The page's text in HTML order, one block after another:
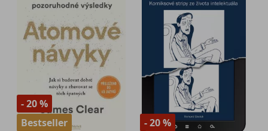
- 20 %
Bestseller
- 20 %